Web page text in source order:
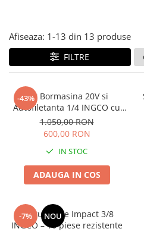
Pepene
Plante medicinale
Seminte broccoli
Seminte castraveti
Seminte ceapa
Seminte conopida
Seminte de Gulii
Seminte de Leustean
Seminte de Patrunjel
Seminte de praz
Seminte dovleac decorativ
Seminte dovlecel / dovleac
Afiseaza: 1-13 din 13 produse
FILTRE
-43%Set Bormasina 20V si
Autofiletanta 1/4 INGCO cu
accesorii
1.050,00 RON
600,00 RON
IN STOC
ADAUGA IN COS
-7% NOU
Set tubulare Impact 3/8
INGCO – 10 piese rezistente